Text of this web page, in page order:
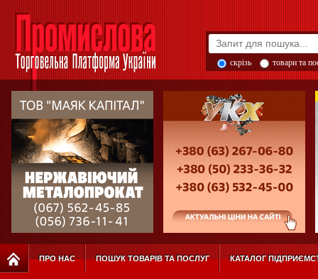
скрізь товари та
ПРО НАС ПОШУК ТОВАРІВ ТА ПОСЛУГ КАТАЛОГ